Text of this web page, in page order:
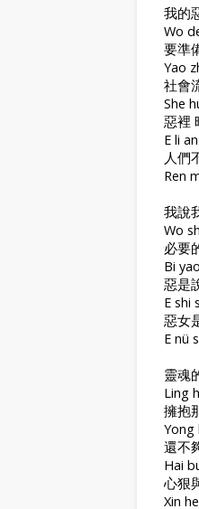
我的
Wo
要準
Yao
社會
She
惡裡
E li
人們
Ren
我說
Wo
必要
Bi
惡是
E shi
惡女
E nü
靈魂
Ling
擁抱
Yong
還不
Hai
心狠
Xin